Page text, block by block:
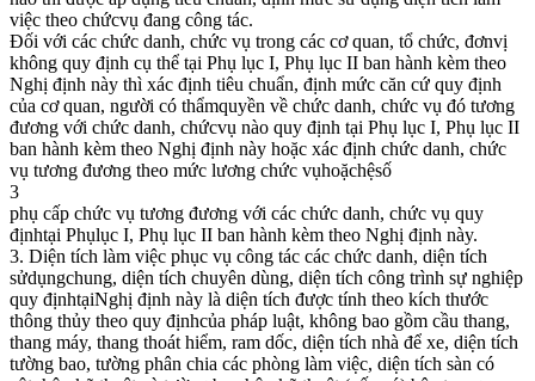
việc theo chứcvụ đang công tác.
Đối với các chức danh, chức vụ trong các cơ quan, tổ chức, đơnvị
không quy định cụ thể tại Phụ lục I, Phụ lục II ban hành kèm theo
Nghị định này thì xác định tiêu chuẩn, định mức căn cứ quy định
của cơ quan, người có thẩmquyền về chức danh, chức vụ đó tương
đương với chức danh, chứcvụ nào quy định tại Phụ lục I, Phụ lục II
ban hành kèm theo Nghị định này hoặc xác định chức danh, chức
vụ tương đương theo mức lương chức vụhoặchệsố
3
phụ cấp chức vụ tương đương với các chức danh, chức vụ quy
địnhtại Phụlục I, Phụ lục II ban hành kèm theo Nghị định này.
3. Diện tích làm việc phục vụ công tác các chức danh, diện tích
sửdụngchung, diện tích chuyên dùng, diện tích công trình sự nghiệp
quy địnhtạiNghị định này là diện tích được tính theo kích thước
thông thủy theo quy địnhcủa pháp luật, không bao gồm cầu thang,
thang máy, thang thoát hiểm, ram dốc, diện tích nhà để xe, diện tích
tường bao, tường phân chia các phòng làm việc, diện tích sàn có